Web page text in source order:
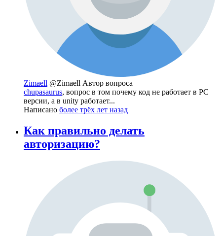
Zimaell @Zimaell Автор вопроса
chupasaurus, вопрос в том почему код не работает в PC
версии, а в unity работает...
Написано более трёх лет назад
Как правильно делать
авторизацию?